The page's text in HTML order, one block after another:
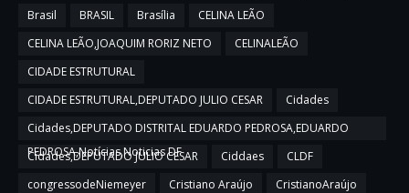
Brasil
BRASIL Brasília
CELINA LEÃO
CELINA LEÃO,JOAQUIM RORIZ NETO
CELINALEÃO
CIDADE ESTRUTURAL
CIDADE ESTRUTURAL,DEPUTADO JULIO CESAR
Cidades
Cidades,DEPUTADO DISTRITAL EDUARDO PEDROSA,EDUARDO
PEDROSA,Notícias,Noticias DF
Cidades,DEPUTADO JULIO CESAR Ciddaes
CLDF
congressodeNiemeyer
Cristiano Araújo
CristianoAraújo